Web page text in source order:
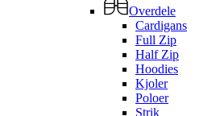
Overdele
Cardigans
Full Zip
Half Zip
Hoodies
Kjoler
Poloer
Strik